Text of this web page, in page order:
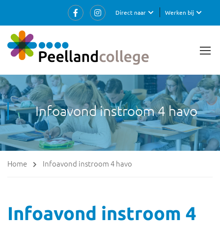
Werken bij
Direct naar
Infoavond instroom 4 havo
Home Infoavond instroom 4 havo
Infoavond instroom 4